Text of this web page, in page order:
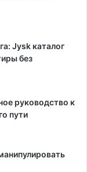
Jysk каталог
без
руководство к
пути